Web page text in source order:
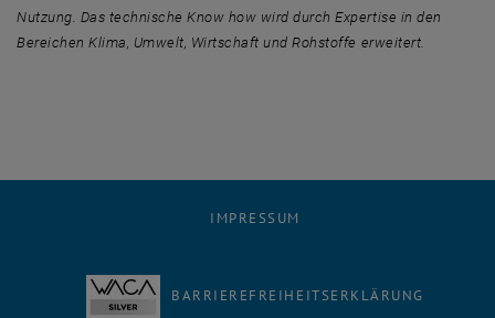
Nutzung. Das technische Know how wird durch Expertise in den
Bereichen Klima, Umwelt, Wirtschaft und Rohstoffe erweitert.
IMPRESSUM
BARRIEREFREIHEITSERKLÄRUNG